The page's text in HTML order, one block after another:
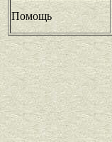
Помощь